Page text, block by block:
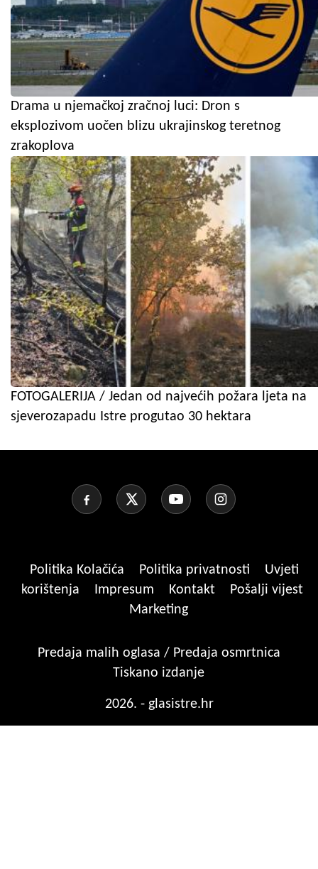
Drama u njemačkoj zračnoj luci: Dron s
eksplozivom uočen blizu ukrajinskog teretnog
zrakoplova
FOTOGALERIJA / Jedan od najvećih požara ljeta na
sjeverozapadu Istre progutao 30 hektara
Politika Kolačića Politika privatnosti
Uvjeti
korištenja
Impresum Kontakt
Pošalji vijest
Marketing
Predaja malih oglasa / Predaja osmrtnica
Tiskano izdanje
2026. - glasistre.hr